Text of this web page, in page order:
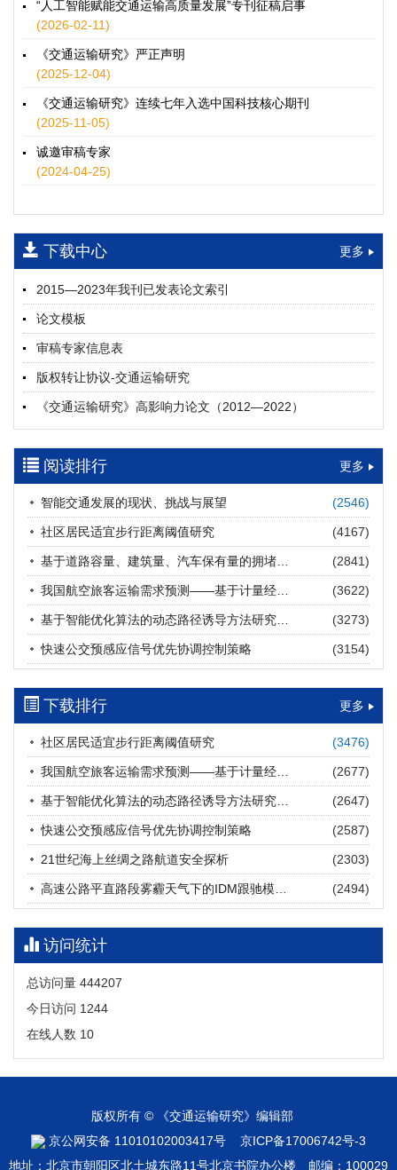
9931.2026.03.009
摘要 (
HTML
水运港-船多能源融合技术及集成应用——以宁波舟山港穿山港
童亮, 袁裕鹏, 袁成清, 唐道贵, 钟晓晖, 严新平
2026, 12(3): 125-136.
9931.2026.03.010
摘要 (28 ) HTML
师瑞峰, 程龙飞, 张凌志, 王亚彬, 刘状壮
2026, 12(3): 137-150.https://doi.org/10.16503/j.cnki.2095-
9931.2026.03.011
摘要 (14) HTML(13)
基于TimeXer模型的高速公路服务区充电负荷预测
孙偲赫, 宋国华, 朱子俊, 范鹏飞, 石莹
2026, 12(3): 151-162.
9931.2026.03.012
摘要 (19) HTML(19)
多层能源供给网络下高速公路系统韧性提升方法
郝泉霖, 兰富安, 赖波, 陈立栋, 宋志英, 郑帅
2026, 12(3): 163-175.https://doi.org/10.16503/j.cnki.2095-
9931.2026.03.013
摘要 (14) HTML(12)
道路建养运通用碳核算方法及应用
王元庆, 王皎, 刘圆圆, 于谦, 刘聂旸子, 杨诗雨
2026, 12(3): 176-189.https://doi.org/10.16503/j.cnki.2095-
9931.2026.03.014
摘要 (11) HTML(11)
西部陆海新通道氢走廊建设对交通运输领域低碳转型的推动作
用
罗文格, 黄承锋, 关海长
2026, 12(3): 190-201.https://doi.org/10.16503/j.cnki.2095-
9931.2026.03.015
摘要 (21) HTML(20)
交能融合背景下零碳货运走廊利益主体的策略演化与影响因素
张海涛, 姚琛, 唐治豪, 谢明辉, 王元庆
2026, 12(3): 202-216.https://doi.org/10.16503/j.cnki.2095-
9931.2026.03.016
摘要 (19) HTML(17)
“人工智能赋能交通运输高质量发展”专刊征稿启事
(2026-02-11)
《交通运输研究》严正声明
(2025-12-04)
《交通运输研究》连续七年入选中国科技核心期刊
(2025-11-05)
诚邀审稿专家
(2024-04-25)
下载中心 更多
2015—2023年我刊已发表论文索引
论文模板
审稿专家信息表
版权转让协议-交通运输研究
《交通运输研究》高影响力论文（2012—2022）
中英文摘要撰写规范及样例
阅读排行 更多
智能交通发展的现状、挑战与展望 (2546)
社区居民适宜步行距离阈值研究 (4167)
(2841)
(3622)
(3273)
快速公交预感应信号优先协调控制策略 (3154)
下载排行 更多
社区居民适宜步行距离阈值研究 (3476)
(2677)
(2647)
快速公交预感应信号优先协调控制策略 (2587)
21世纪海上丝绸之路航道安全探析 (2303)
(2494)
访问统计
总访问量 444207
今日访问 1244
在线人数 10
版权所有 © 《交通运输研究》编辑部
京公网安备 11010102003417号
京ICP备17006742号-3
地址：北京市朝阳区北土城东路11号北京书院办公楼 邮编：100029